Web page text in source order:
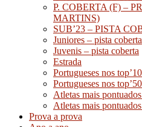
P. COBERTA (F) –
MARTINS)
SUB’23 – PISTA
Juniores – pista coberta
Juvenis – pista coberta
Estrada
Portugueses nos
Portugueses nos
Atletas mais
Atletas mais
Prova a prova